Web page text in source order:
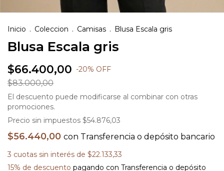
Inicio . Coleccion . Camisas . Blusa Escala gris
Blusa Escala gris
$66.400,00 -20% OFF
$83.000,00
El descuento puede modificarse al combinar con otras
promociones.
Precio sin impuestos $54.876,03
$56.440,00 con Transferencia o depósito bancario
3 cuotas sin interés de $22.133,33
15% de descuento pagando con Transferencia o depósito